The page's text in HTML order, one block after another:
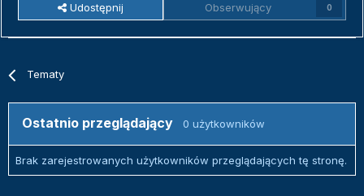
Udostępnij Obserwujący 0
Tematy
Ostatnio przeglądający 0 użytkowników
Brak zarejestrowanych użytkowników przeglądających tę stronę.